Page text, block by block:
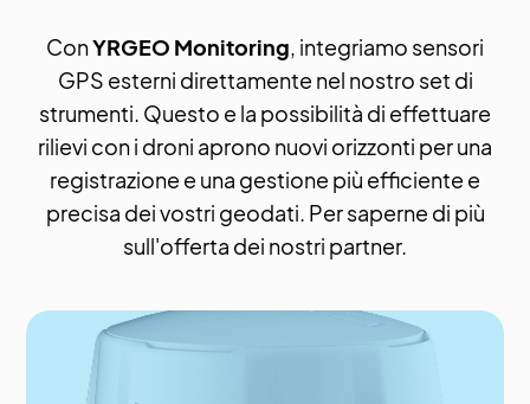
ConYRGEO Monitoring, integriamo sensori
GPS esterni direttamente nel nostro set di
strumenti. Questo e la possibilità di effettuare
rilievi con i droni aprono nuovi orizzonti per una
registrazione e una gestione più efficiente e
precisa dei vostri geodati. Per saperne di più
sull'offerta dei nostri partner.